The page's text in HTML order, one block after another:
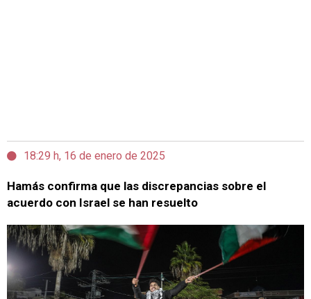
18:29 h, 16 de enero de 2025
Hamás confirma que las discrepancias sobre el
acuerdo con Israel se han resuelto